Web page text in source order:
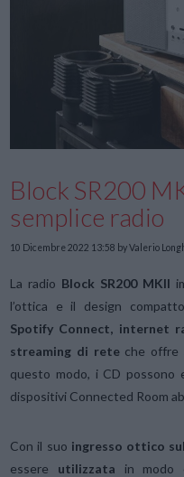
Block SR200
semplice radio
10 Dicembre 2022 13:58 by Valerio
La radio Block SR200 MKII
l’ottica e il design
Spotify Connect, internet
streaming di reteche offre
questo modo, i CD
dispositivi Connected Room
Con il suo ingresso ottico
essere utilizzata in modo